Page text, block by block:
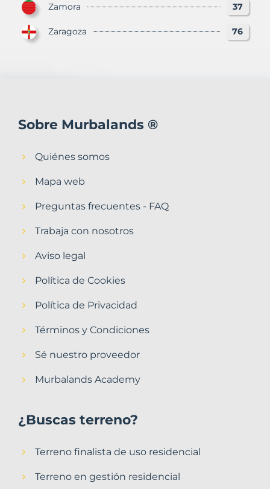
Zamora 37
Zaragoza 76
Sobre Murbalands ®
Quiénes somos
Mapa web
Preguntas frecuentes - FAQ
Trabaja con nosotros
Aviso legal
Política de Cookies
Política de Privacidad
Términos y Condiciones
Sé nuestro proveedor
Murbalands Academy
¿Buscas terreno?
Terreno finalista de uso residencial
Terreno en gestión residencial